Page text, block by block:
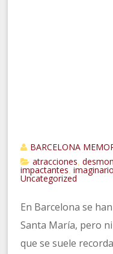
BARCELONA
atracciones
,
impactantes ,
Uncategorized
En Barcelona se
Santa María, pero
que se suele